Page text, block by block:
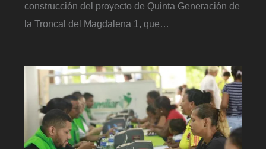
construcción del proyecto de Quinta Generación de
la Troncal del Magdalena 1, que…